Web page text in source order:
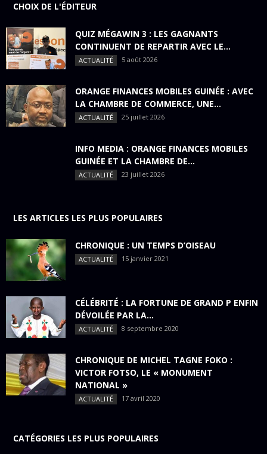
CHOIX DE L'ÉDITEUR
QUIZ MÉGAWIN 3 : LES GAGNANTS
CONTINUENT DE REPARTIR AVEC LE...
ACTUALITÉ 5 août 2026
ORANGE FINANCES MOBILES GUINÉE : AVEC
LA CHAMBRE DE COMMERCE, UNE...
ACTUALITÉ 25 juillet 2026
INFO MEDIA : ORANGE FINANCES MOBILES
GUINÉE ET LA CHAMBRE DE...
ACTUALITÉ 23 juillet 2026
LES ARTICLES LES PLUS POPULAIRES
CHRONIQUE : UN TEMPS D’OISEAU
ACTUALITÉ 15 janvier 2021
CÉLÉBRITÉ : LA FORTUNE DE GRAND P ENFIN
DÉVOILÉE PAR LA...
ACTUALITÉ 8 septembre 2020
CHRONIQUE DE MICHEL TAGNE FOKO :
VICTOR FOTSO, LE « MONUMENT
NATIONAL »
ACTUALITÉ 17 avril 2020
CATÉGORIES LES PLUS POPULAIRES